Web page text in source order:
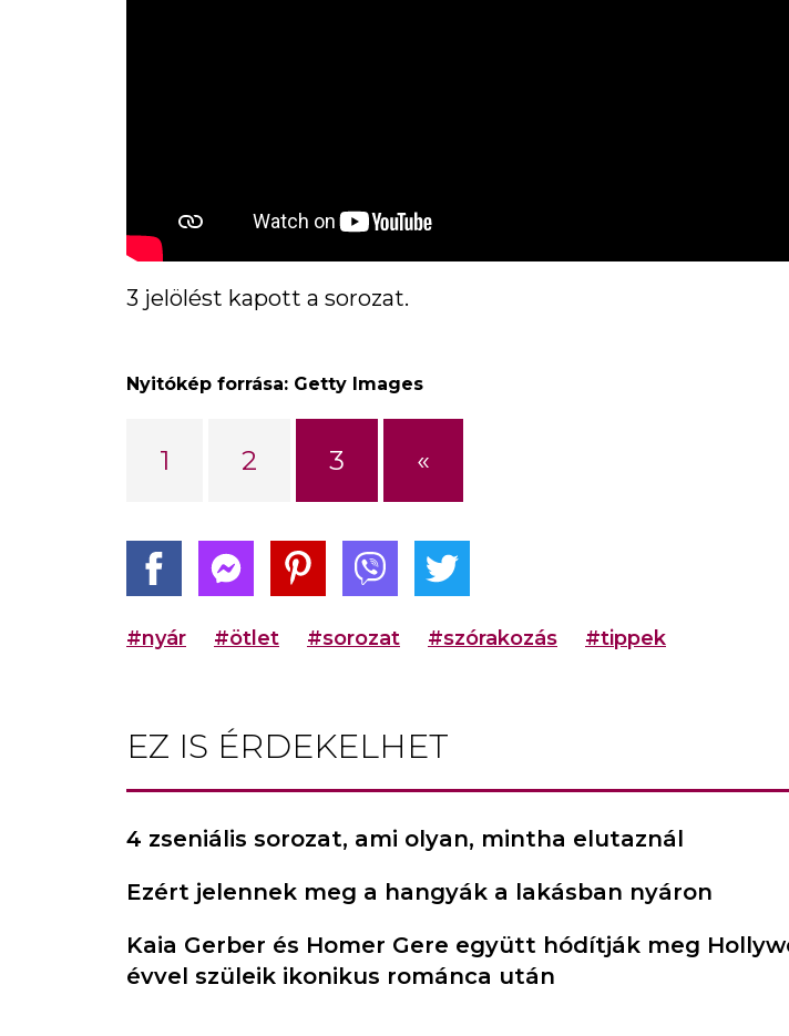
3 jelölést kapott a sorozat.
Nyitókép forrása: Getty Images
1 2 3 «
#nyár #ötlet #sorozat #szórakozás #tippek
EZ IS ÉRDEKELHET
4 zseniális sorozat, ami olyan, mintha elutaznál
Ezért jelennek meg a hangyák a lakásban nyáron
Kaia Gerber és Homer Gere együtt hódítják meg
évvel szüleik ikonikus románca után